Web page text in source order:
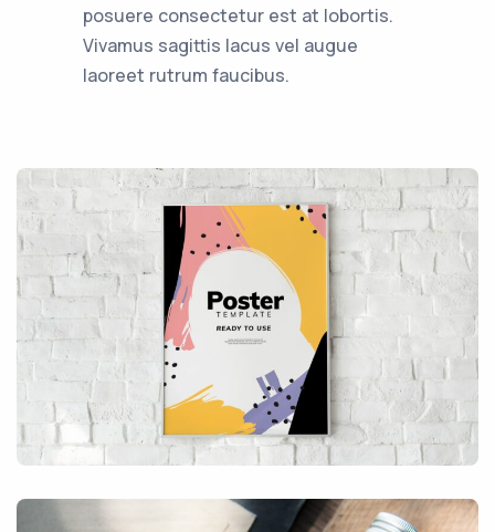
posuere consectetur est at lobortis.
Vivamus sagittis lacus vel augue
laoreet rutrum faucibus.